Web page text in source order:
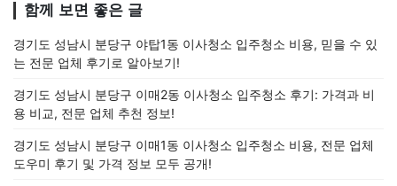
함께 보면 좋은 글
경기도 성남시 분당구 야탑1동 이사청소 입주청소 비용, 믿을 수 있
는 전문 업체 후기로 알아보기!
경기도 성남시 분당구 이매2동 이사청소 입주청소 후기: 가격과 비
용 비교, 전문 업체 추천 정보!
경기도 성남시 분당구 이매1동 이사청소 입주청소 비용, 전문 업체
도우미 후기 및 가격 정보 모두 공개!